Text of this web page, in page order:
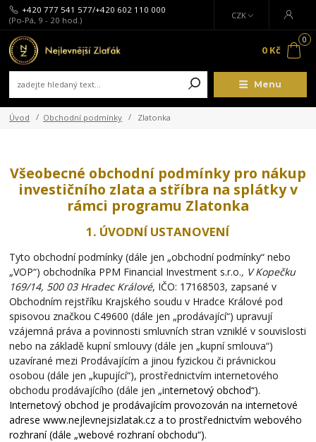
Menu
CZK
+420 777 541 577/+420 602 110 000
(Po-Pá, 9 - 20 hod.)
0
0 Kč
Úvod Obchodní podmínky Zlatonka
Všeobecné obchodní podmínky pro nákup
investičního zlata a stříbra na splátky v
rámci programu Zlatonka
1. ÚVODNÍ USTANOVENÍ
Tyto obchodní podmínky (dále jen „obchodní podmínky“ nebo
„VOP“) obchodníka PPM Financial Investment s.r.o., V Kopečku
169/14, 500 03 Hradec Králové, IČO: 17168503, zapsané v
Obchodním rejstříku Krajského soudu v Hradce Králové pod
spisovou značkou C49600 (dále jen „prodávající“) upravují
vzájemná práva a povinnosti smluvních stran vzniklé v souvislosti
nebo na základě kupní smlouvy (dále jen „kupní smlouva“)
uzavírané mezi Prodávajícím a jinou fyzickou či právnickou
osobou (dále jen „kupující“), prostřednictvím internetového
obchodu prodávajícího (dále jen „internetový obchod“).
Internetový obchod je prodávajícím provozován na internetové
adrese www.nejlevnejsizlatak.cz a to prostřednictvím webového
rozhraní (dále „webové rozhraní obchodu“).